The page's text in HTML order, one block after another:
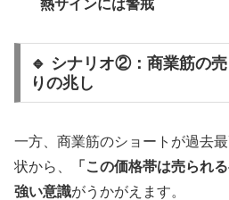
熱サインには警戒
🔹 シナリオ②：商業筋の
りの兆し
一方、商業筋のショートが過去
状から、
「この価格帯は売られ
強い意識がうかがえます。